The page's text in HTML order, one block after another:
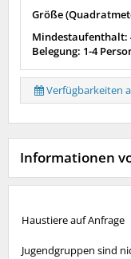
Größe
Mindestaufenthalt:
Belegung: 1-4
Verfügbarkeiten
Informationen
Haustiere auf Anfrage
Jugendgruppen sind